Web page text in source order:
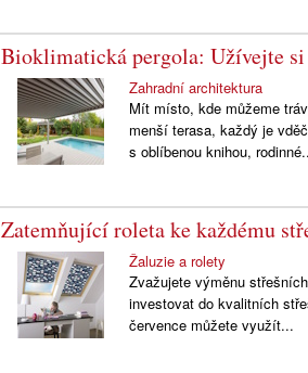
Bioklimatická pergola: Užívejte si
Zahradní architektura
Mít místo, kde můžeme
menší terasa, každý je
s oblíbenou knihou,
Zatemňující roleta ke každému
Žaluzie a rolety
Zvažujete výměnu
investovat do kvalitních
července můžete využít...